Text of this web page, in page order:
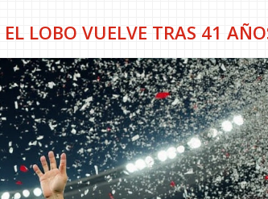
LOBO VUELVE TRAS 41